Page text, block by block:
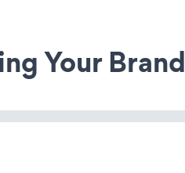
Your Brand